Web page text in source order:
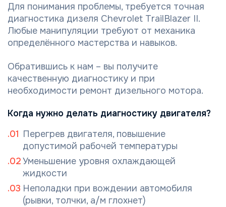
Для понимания проблемы, требуется точная
диагностика дизеля Chevrolet TrailBlazer II.
Любые манипуляции требуют от механика
определённого мастерства и навыков.
Обратившись к нам – вы получите
качественную диагностику и при
необходимости ремонт дизельного мотора.
Когда нужно делать диагностику двигателя?
Перегрев двигателя, повышение
допустимой рабочей температуры
Уменьшение уровня охлаждающей
жидкости
Неполадки при вождении автомобиля
(рывки, толчки, а/м глохнет)